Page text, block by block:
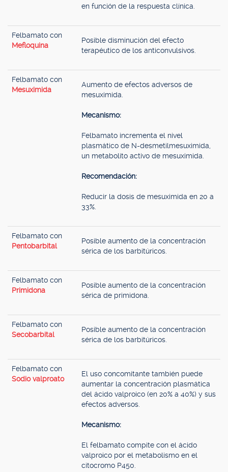
en función de la respuesta clínica.
Felbamato con
Mefloquina
Posible disminución del efecto
terapéutico de los anticonvulsivos.
Felbamato con
Mesuximida
Aumento de efectos adversos de
mesuximida.
Mecanismo:
Felbamato incrementa el nivel
plasmático de N-desmetilmesuximida,
un metabolito activo de mesuximida.
Recomendación:
Reducir la dosis de mesuximida en 20 a
33%.
Felbamato con
Pentobarbital
Posible aumento de la concentración
sérica de los barbitúricos.
Felbamato con
Primidona
Posible aumento de la concentración
sérica de primidona.
Felbamato con
Secobarbital
Posible aumento de la concentración
sérica de los barbitúricos.
Felbamato con
Sodio valproato
El uso concomitante también puede
aumentar la concentración plasmática
del ácido valproico (en 20% a 40%) y sus
efectos adversos.
Mecanismo:
El felbamato compite con el ácido
valproico por el metabolismo en el
citocromo P450.